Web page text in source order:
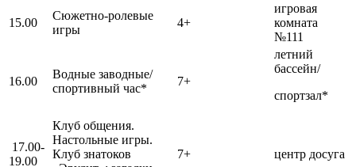
15.00
Сюжетно-ролевые
игры
4+
игровая
комната
№111
16.00
Водные заводные/
спортивный час*
7+
летний
бассейн/
спортзал*
17.00-
19.00
Клуб общения.
Настольные игры.
Клуб знатоков
7+ центр досуга